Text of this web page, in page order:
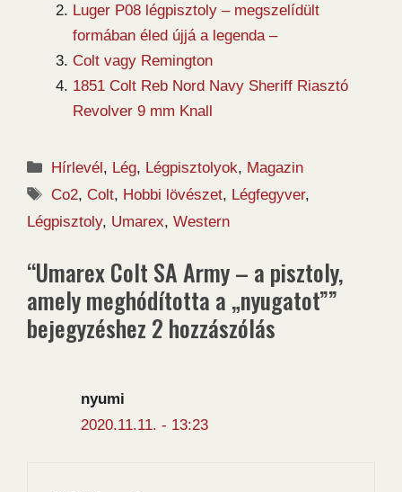
Luger P08 légpisztoly – megszelídült
formában éled újjá a legenda –
Colt vagy Remington
1851 Colt Reb Nord Navy Sheriff Riasztó
Revolver 9 mm Knall
Kategória
Hírlevél, Lég, Légpisztolyok, Magazin
Címkék
Co2, Colt, Hobbi lövészet, Légfegyver,
Légpisztoly, Umarex, Western
“Umarex Colt SA Army – a pisztoly,
amely meghódította a „nyugatot””
bejegyzéshez 2 hozzászólás
nyumi
2020.11.11. - 13:23